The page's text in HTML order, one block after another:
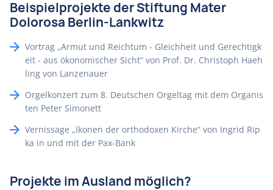
Beispielprojekte der Stiftung Mater
Dolorosa Berlin-Lankwitz
Vortrag „Armut und Reichtum - Gleichheit und Gerechtigk
eit - aus ökonomischer Sicht“ von Prof. Dr. Christoph Haeh
ling von Lanzenauer
Orgelkonzert zum 8. Deutschen Orgeltag mit dem Organis
ten Peter Simonett
Vernissage „Ikonen der orthodoxen Kirche“ von Ingrid Rip
ka in und mit der Pax-Bank
Projekte im Ausland möglich?